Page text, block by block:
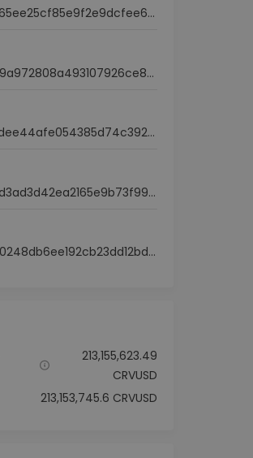
0xc4ce1d6f5d98d65ee25cf85e9f2e9dcfee6cb5d6
0xc8f4518ed4bab9a972808a493107926ce8237068
0xe2fb3f127f5450dee44afe054385d74c392bdef4
0x498bf2b1e120fed3ad3d42ea2165e9b73f99c1e5
0xc52d7f23a2e460248db6ee192cb23dd12bddcbf6
213,155,623.49
CRVUSD
213,153,745.6 CRVUSD